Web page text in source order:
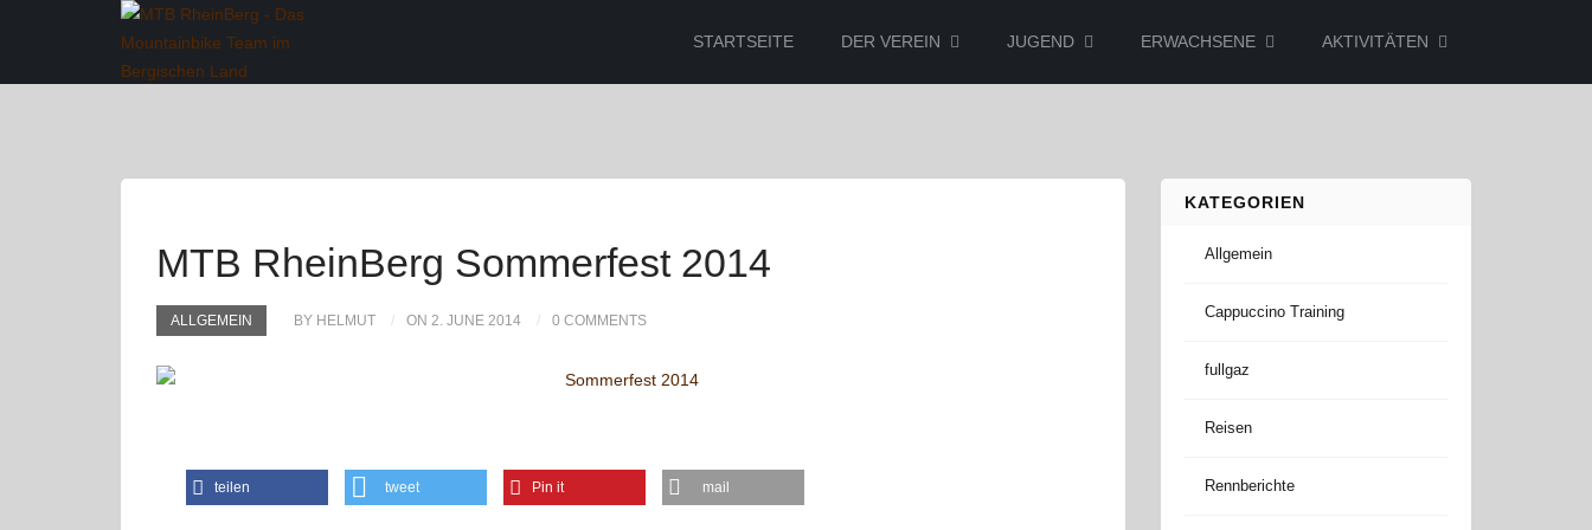
STARTSEITE DER VEREIN JUGEND ERWACHSENE AKTIVITÄTEN
MTB RheinBerg Sommerfest 2014
ALLGEMEIN BY HELMUT ON 2. JUNE 2014 0 COMMENTS
teilen tweet Pin it mail
KATEGORIEN
Allgemein
Cappuccino Training
fullgaz
Reisen
Rennberichte